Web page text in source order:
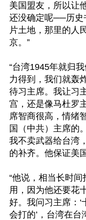
美国盟友，所以让
还没确定呢──历史
片土地，那里的人
京。”
“台湾1945年就归
力得到，我们就轰
待习主席。我让习
宫，还是像马杜罗
席智商很高，情绪
国（中共）主席的
我不卖武器给台湾
的补齐。他保证美
“他说，相当长时
用，因为他还要花
好。我问习主席：‘
会打的’，台湾在